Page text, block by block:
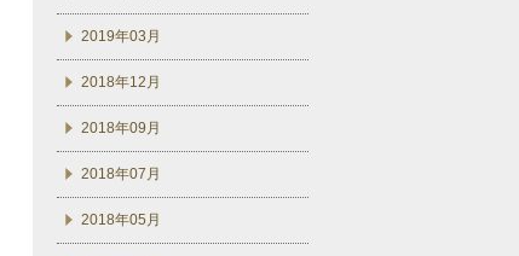
2019年03月
2018年12月
2018年09月
2018年07月
2018年05月